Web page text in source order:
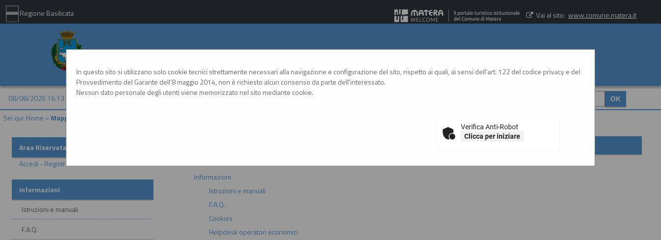
Regione Basilicata Vai al sito: www.comune.matera.it
Comune di Matera - Gare Telematiche
08/08/2026 16:13 A A GRAFICATESTO
Sei qui: Home » Mappa del sito
In questo sito si utilizzano solo cookie tecnici strettamente necessari alla navigazione e configurazione del sito, rispetto ai quali, ai sensi dell'art. 122 del codice privacy e del
Provvedimento del Garante dell'8 maggio 2014, non è richiesto alcun consenso da parte dell'interessato.
Nessun dato personale degli utenti viene memorizzato nel sito mediante cookie.
Verifica Anti-Robot
Clicca per iniziare
Area Riservata
Accedi - Registrati
Informazioni
Istruzioni e manuali
F.A.Q.
Informazioni
Istruzioni e manuali
F.A.Q.
Cookies
Helpdesk operatori economici